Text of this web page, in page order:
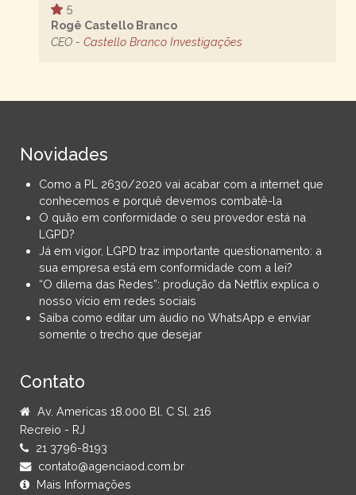
5
Rogê Castello Branco
CEO - Castello Branco Investigações
Novidades
Como a PL 2630/2020 vai acabar com a internet que
conhecemos e porquê devemos combatê-la
O quão em conformidade o seu provedor está na
LGPD?
Já em vigor, LGPD traz importante questionamento: a
sua empresa está em conformidade com a lei?
“O dilema das Redes”: produção da Netflix explica o
nosso vício em redes sociais
Saiba como editar um áudio no WhatsApp e enviar
somente o trecho que desejar
Contato
Av. Americas 18.000 Bl. C Sl. 216
Recreio - RJ
21 3796-8193
contato@agenciaod.com.br
Mais Informações